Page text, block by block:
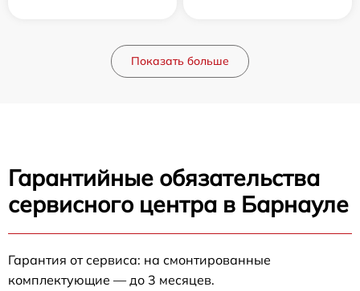
Показать больше
Гарантийные обязательства
сервисного центра в Барнауле
Гарантия от сервиса: на смонтированные
комплектующие — до 3 месяцев.